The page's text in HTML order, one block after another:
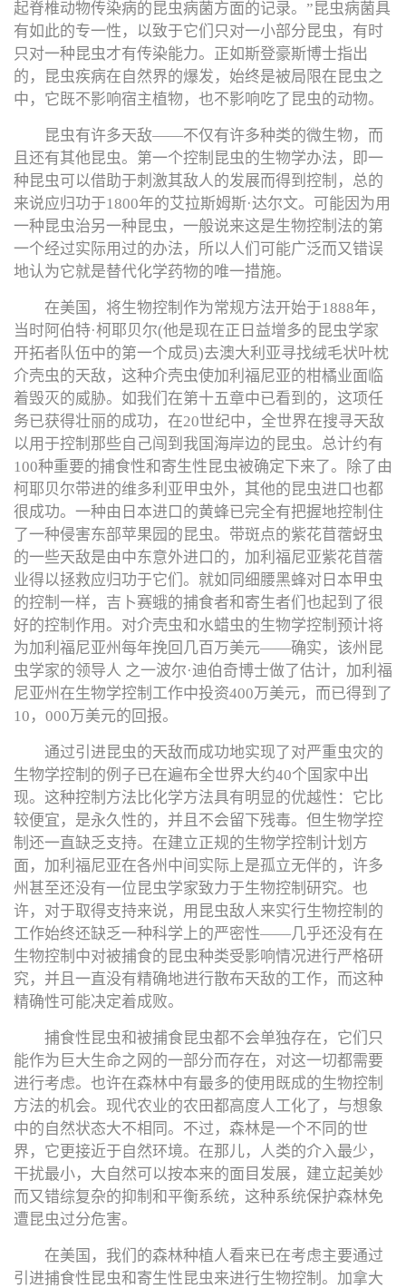
起脊椎动物传染病的昆虫病菌方面的记录。”昆虫病菌具
有如此的专一性，以致于它们只对一小部分昆虫，有时
只对一种昆虫才有传染能力。正如斯登豪斯博士指出
的，昆虫疾病在自然界的爆发，始终是被局限在昆虫之
中，它既不影响宿主植物，也不影响吃了昆虫的动物。
昆虫有许多天敌——不仅有许多种类的微生物，而
且还有其他昆虫。第一个控制昆虫的生物学办法，即一
种昆虫可以借助于刺激其敌人的发展而得到控制，总的
来说应归功于1800年的艾拉斯姆斯·达尔文。可能因为用
一种昆虫治另一种昆虫，一般说来这是生物控制法的第
一个经过实际用过的办法，所以人们可能广泛而又错误
地认为它就是替代化学药物的唯一措施。
在美国，将生物控制作为常规方法开始于1888年，
当时阿伯特·柯耶贝尔(他是现在正日益增多的昆虫学家
开拓者队伍中的第一个成员)去澳大利亚寻找绒毛状叶枕
介壳虫的天敌，这种介壳虫使加利福尼亚的柑橘业面临
着毁灭的威胁。如我们在第十五章中已看到的，这项任
务已获得壮丽的成功，在20世纪中，全世界在搜寻天敌
以用于控制那些自己闯到我国海岸边的昆虫。总计约有
100种重要的捕食性和寄生性昆虫被确定下来了。除了由
柯耶贝尔带进的维多利亚甲虫外，其他的昆虫进口也都
很成功。一种由日本进口的黄蜂已完全有把握地控制住
了一种侵害东部苹果园的昆虫。带斑点的紫花苜蓿蚜虫
的一些天敌是由中东意外进口的，加利福尼亚紫花苜蓿
业得以拯救应归功于它们。就如同细腰黑蜂对日本甲虫
的控制一样，吉卜赛蛾的捕食者和寄生者们也起到了很
好的控制作用。对介壳虫和水蜡虫的生物学控制预计将
为加利福尼亚州每年挽回几百万美元——确实，该州昆
虫学家的领导人 之一波尔·迪伯奇博士做了估计，加利福
尼亚州在生物学控制工作中投资400万美元，而已得到了
10，000万美元的回报。
通过引进昆虫的天敌而成功地实现了对严重虫灾的
生物学控制的例子已在遍布全世界大约40个国家中出
现。这种控制方法比化学方法具有明显的优越性：它比
较便宜，是永久性的，并且不会留下残毒。但生物学控
制还一直缺乏支持。在建立正规的生物学控制计划方
面，加利福尼亚在各州中间实际上是孤立无伴的，许多
州甚至还没有一位昆虫学家致力于生物控制研究。也
许，对于取得支持来说，用昆虫敌人来实行生物控制的
工作始终还缺乏一种科学上的严密性——几乎还没有在
生物控制中对被捕食的昆虫种类受影响情况进行严格研
究，并且一直没有精确地进行散布天敌的工作，而这种
精确性可能决定着成败。
捕食性昆虫和被捕食昆虫都不会单独存在，它们只
能作为巨大生命之网的一部分而存在，对这一切都需要
进行考虑。也许在森林中有最多的使用既成的生物控制
方法的机会。现代农业的农田都高度人工化了，与想象
中的自然状态大不相同。不过，森林是一个不同的世
界，它更接近于自然环境。在那儿，人类的介入最少，
干扰最小，大自然可以按本来的面目发展，建立起美妙
而又错综复杂的抑制和平衡系统，这种系统保护森林免
遭昆虫过分危害。
在美国，我们的森林种植人看来已在考虑主要通过
引进捕食性昆虫和寄生性昆虫来进行生物控制。加拿大